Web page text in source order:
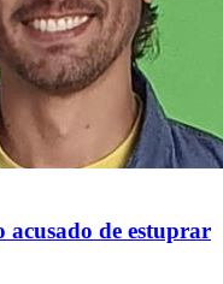
acusado de estuprar